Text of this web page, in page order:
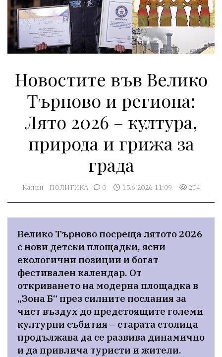
Новостите във Велико
Търново и региона:
Лято 2026 – култура,
природа и грижа за
града
Калин ПОЛИТИКА 0 15.6.2026 11:09 204
Велико Търново посреща лятото 2026
с нови детски площадки, ясни
екологични позиции и богат
фестивален календар. От
откриването на модерна площадка в
„Зона Б“ през силните послания за
чист въздух до предстоящите големи
културни събития – старата столица
продължава да се развива динамично
и да привлича туристи и жители.